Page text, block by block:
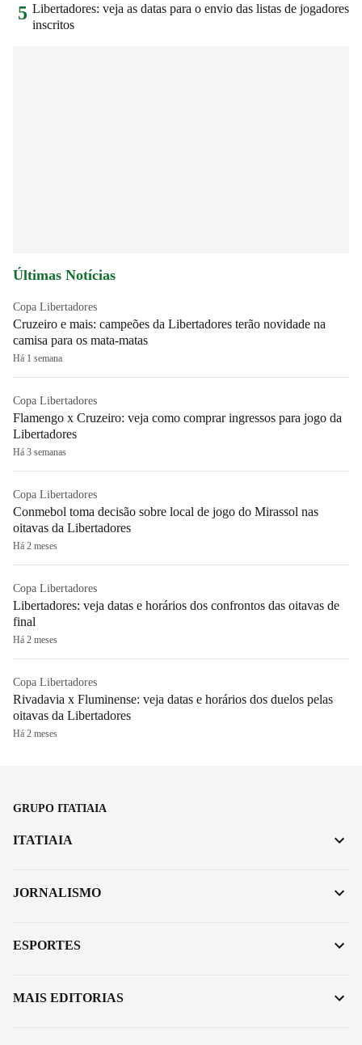
5 Libertadores: veja as datas para o envio das listas de jogadores
inscritos
Últimas Notícias
Copa Libertadores
Cruzeiro e mais: campeões da Libertadores terão novidade na
camisa para os mata-matas
Há 1 semana
Copa Libertadores
Flamengo x Cruzeiro: veja como comprar ingressos para jogo da
Libertadores
Há 3 semanas
Copa Libertadores
Conmebol toma decisão sobre local de jogo do Mirassol nas
oitavas da Libertadores
Há 2 meses
Copa Libertadores
Libertadores: veja datas e horários dos confrontos das oitavas de
final
Há 2 meses
Copa Libertadores
Rivadavia x Fluminense: veja datas e horários dos duelos pelas
oitavas da Libertadores
Há 2 meses
GRUPO ITATIAIA
ITATIAIA
JORNALISMO
ESPORTES
MAIS EDITORIAS